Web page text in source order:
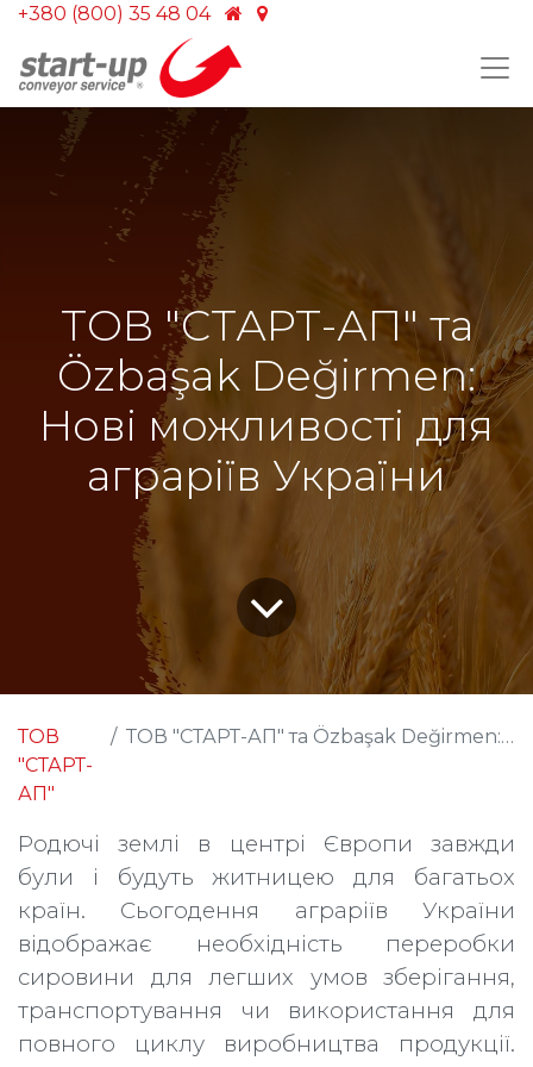
+380 (800) 35 48 04
ТОВ "СТАРТ-АП" та
Özbaşak Değirmen:
Нові можливості для
аграріїв України
ТОВ
"СТАРТ-
АП"
ТОВ "СТАРТ-АП" та Özbaşak Değirmen: Нові можливості для аграріїв України
Родючі землі в центрі Європи завжди
були і будуть житницею для багатьох
країн. Сьогодення аграріїв України
відображає необхідність переробки
сировини для легших умов зберігання,
транспортування чи використання для
повного циклу виробництва продукції.